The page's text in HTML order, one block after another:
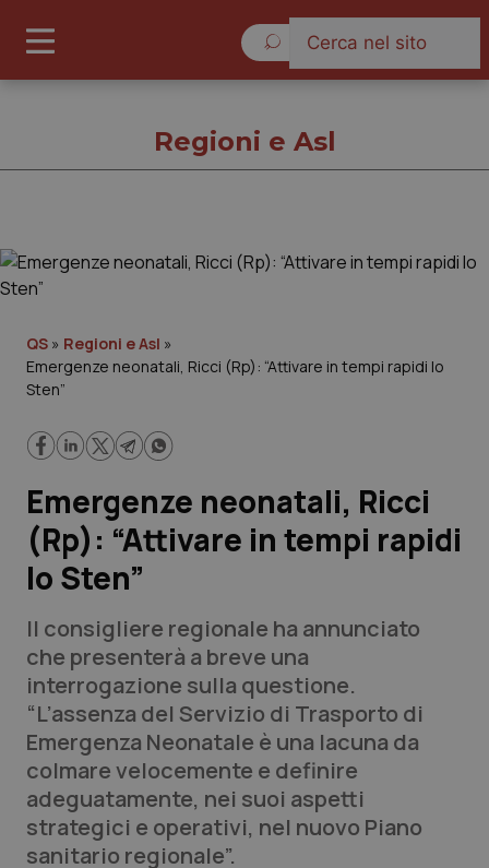
Governo e Parlamento
Regioni e Asl
Lavoro e Professioni
Scienza e Farmaci
Studi e Analisi
Lettere al direttore
Edizioni Regionali
QS Pro
Professionisti Sanitari.AI
Regioni e Asl
QS » Regioni e Asl »
Emergenze neonatali, Ricci (Rp): “Attivare in tempi rapidi lo
Sten”
Emergenze neonatali, Ricci
(Rp): “Attivare in tempi rapidi
lo Sten”
Il consigliere regionale ha annunciato
che presenterà a breve una
interrogazione sulla questione.
“L’assenza del Servizio di Trasporto di
Emergenza Neonatale è una lacuna da
colmare velocemente e definire
adeguatamente, nei suoi aspetti
strategici e operativi, nel nuovo Piano
sanitario regionale”.